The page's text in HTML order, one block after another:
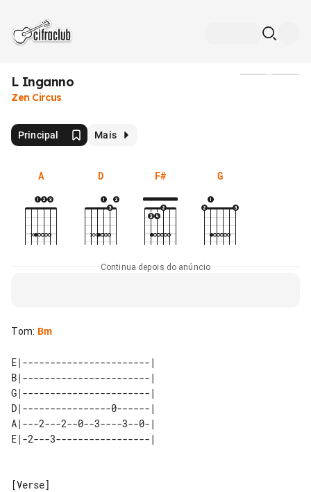
L Inganno
Zen Circus
Principal Mais
A D F# G
Continua depois do anúncio
Tom: Bm
E|-----------------------|
B|-----------------------|
G|-----------------------|
D|----------------0------|
A|---2---2--0--3----3--0-|